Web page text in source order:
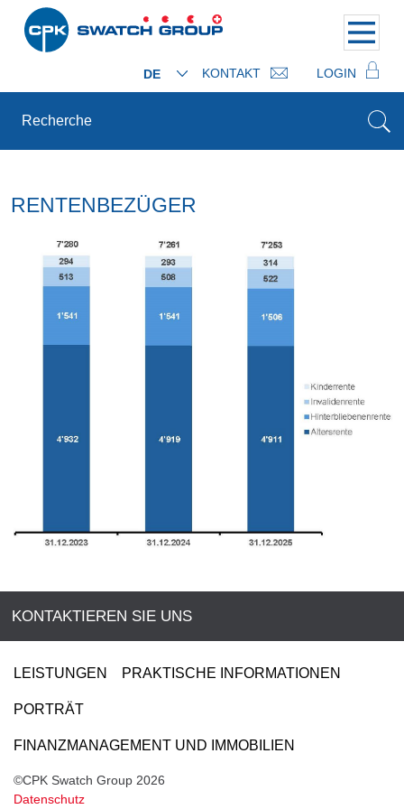
DE KONTAKT LOGIN
RENTENBEZÜGER
KONTAKTIEREN SIE UNS
©CPK Swatch Group 2026
Datenschutz
LEISTUNGEN PRAKTISCHE INFORMATIONEN
PORTRÄT
FINANZMANAGEMENT UND IMMOBILIEN